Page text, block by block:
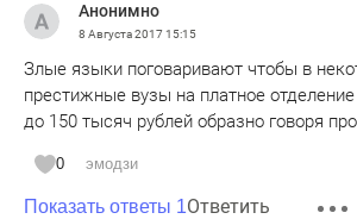
Анонимно
8 Августа 201715:15
Злые языки поговаривают чтобы в
престижные вузы на платное отделение
до 150 тысяч рублей образно говоря
0 эмодзи
Показать ответы 1Ответить